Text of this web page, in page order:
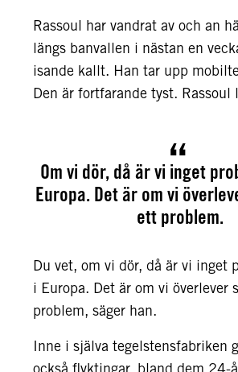
Rassoul har vandrat av och an
längs banvallen i nästan en
isande kallt. Han tar upp
Den är fortfarande tyst. Rassoul
Om vi dör, då är vi inget
Europa. Det är om vi
ett problem.
Du vet, om vi dör, då är vi inget
i Europa. Det är om vi överlever
problem, säger han.
Inne i själva tegelstensfabriken
också flyktingar, bland dem 24-